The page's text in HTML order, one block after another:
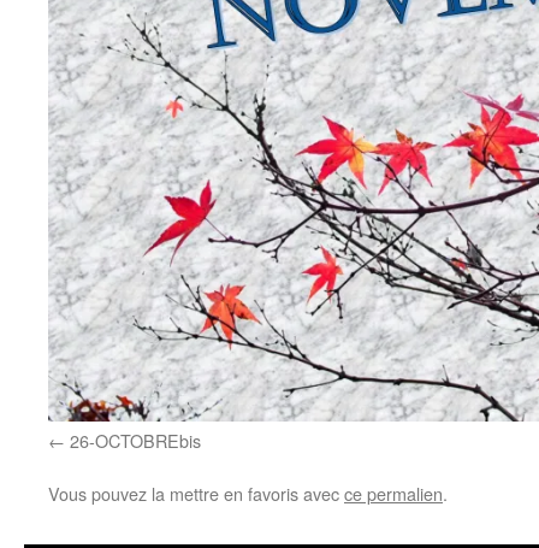
26-OCTOBREbis
Vous pouvez la mettre en favoris avecce permalien.